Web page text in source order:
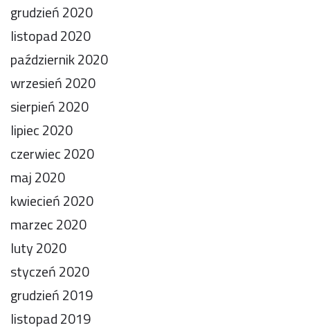
grudzień 2020
listopad 2020
październik 2020
wrzesień 2020
sierpień 2020
lipiec 2020
czerwiec 2020
maj 2020
kwiecień 2020
marzec 2020
luty 2020
styczeń 2020
grudzień 2019
listopad 2019